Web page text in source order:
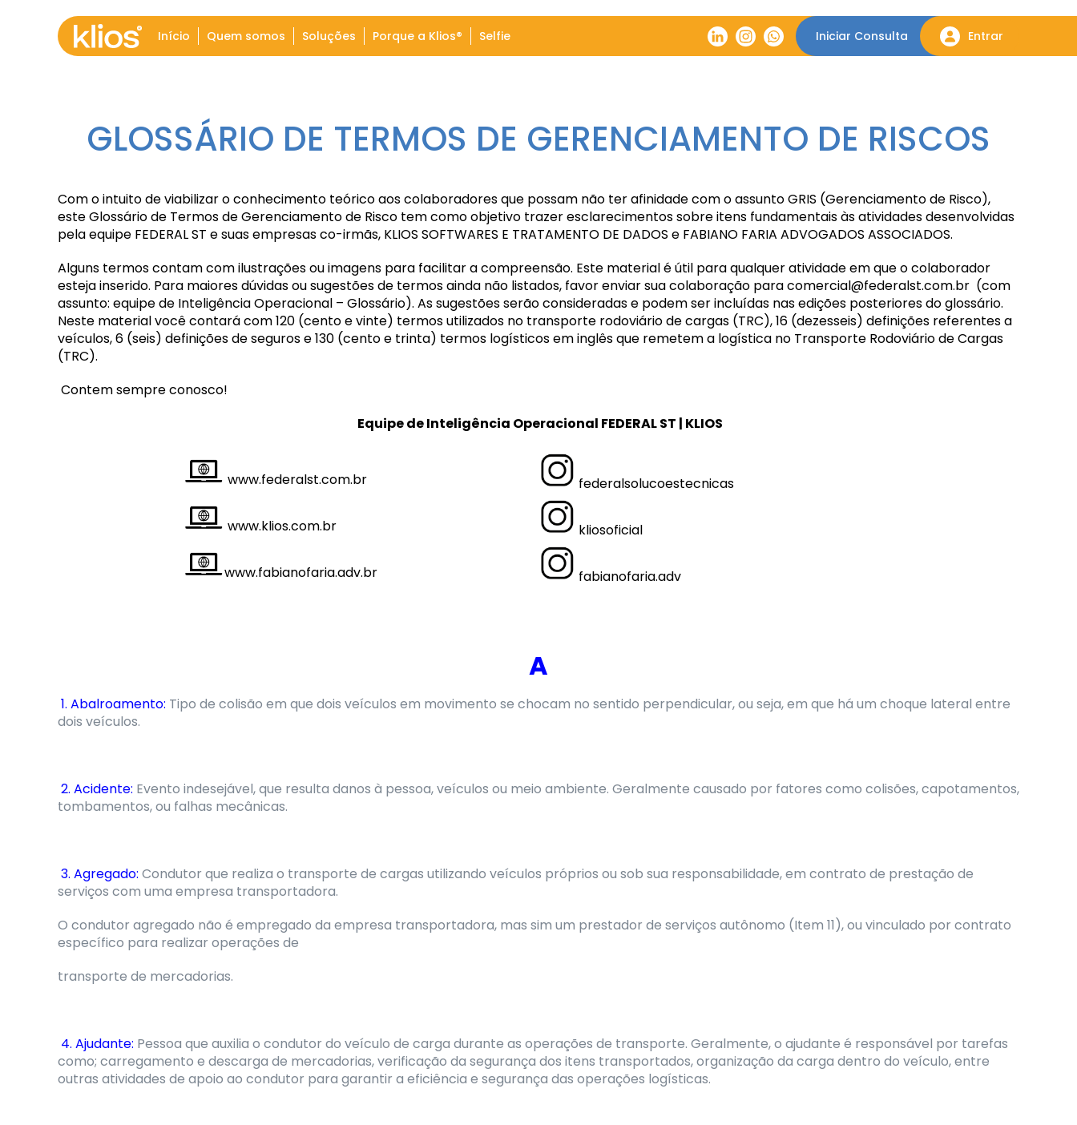
Início Quem somos Soluções Porque a Klios® Selfie Iniciar Consulta Entrar
GLOSSÁRIO DE TERMOS DE GERENCIAMENTO DE RISCOS
Com o intuito de viabilizar o conhecimento teórico aos colaboradores que possam não terafinidade com o assunto GRIS (Gerenciamento de Risco),
este Glossário de Termos deGerenciamento de Risco tem como objetivo trazer esclarecimentos sobre itens fundamentais àsatividades desenvolvidas
pela equipe FEDERAL ST e suas empresas co-irmãs, KLIOS SOFTWARES E TRATAMENTO DE DADOS e FABIANO FARIA ADVOGADOS ASSOCIADOS.
Alguns termos contam com ilustrações ou imagens para facilitar a compreensão. Este material éútil para qualquer atividade em que o colaborador
esteja inserido. Para maiores dúvidas ousugestões de termos ainda não listados, favor enviar sua colaboração paracomercial@federalst.com.br (com
assunto: equipe de Inteligência Operacional – Glossário). Assugestões serão consideradas e podem ser incluídas nas edições posteriores do glossário.
Neste material você contará com 120 (cento e vinte) termos utilizados no transporte rodoviário decargas (TRC), 16 (dezesseis) definições referentes a
veículos, 6 (seis) definições de seguros e130 (cento e trinta) termos logísticos em inglês que remetem a logística no Transporte Rodoviáriode Cargas
(TRC).
Contem sempre conosco!
Equipe de Inteligência Operacional FEDERAL ST | KLIOS
www.federalst.com.br federalsolucoestecnicas
www.klios.com.br kliosoficial
www.fabianofaria.adv.br fabianofaria.adv
A
1. Abalroamento: Tipo de colisão em que dois veículos em movimento se chocam no sentido perpendicular, ou seja, em que há um choque lateral entre
dois veículos.
2. Acidente: Evento indesejável, que resulta danos à pessoa, veículos ou meio ambiente. Geralmente causado por fatores como colisões, capotamentos,
tombamentos, ou falhas mecânicas.
3. Agregado: Condutor que realiza o transporte de cargas utilizando veículos próprios ou sob sua responsabilidade, em contrato de prestação de
serviços com uma empresa transportadora.
O condutor agregado não é empregado da empresa transportadora, mas sim um prestador de serviços autônomo (Item 11), ou vinculado por contrato
específico para realizar operações de
transporte de mercadorias.
4. Ajudante: Pessoa que auxilia o condutor do veículo de carga durante as operações de transporte. Geralmente, o ajudante é responsável por tarefas
como; carregamento e descarga de mercadorias, verificação da segurança dos itens transportados, organização da carga dentro do veículo, entre
outras atividades de apoio ao condutor para garantir a eficiência e segurança das operações logísticas.